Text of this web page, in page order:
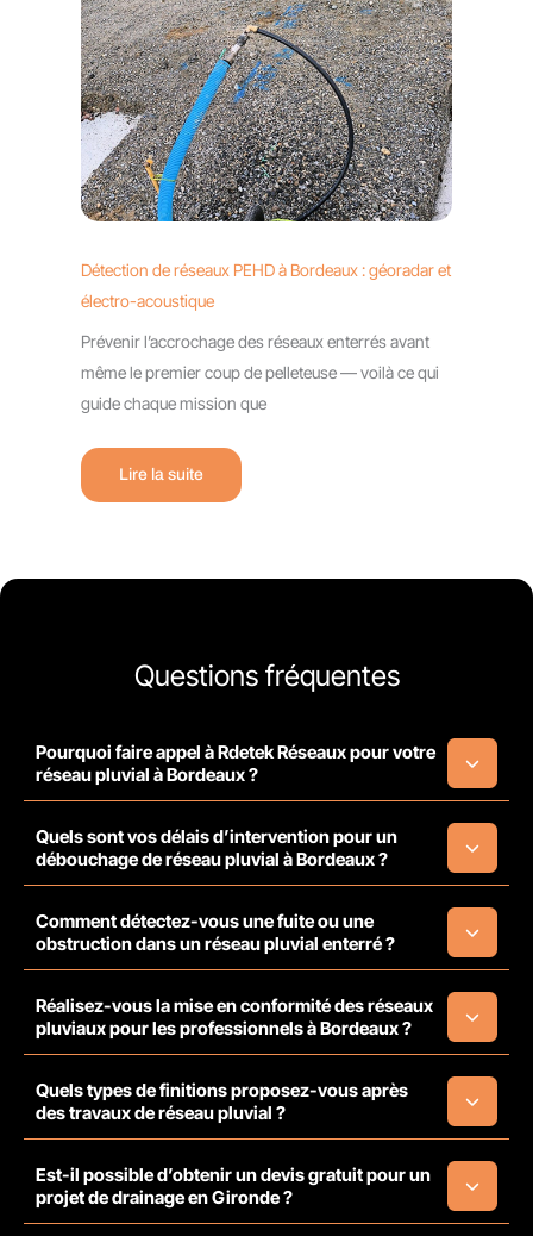
Détection de réseaux PEHD à Bordeaux : géoradar et
électro-acoustique
Prévenir l’accrochage des réseaux enterrés avant
même le premier coup de pelleteuse — voilà ce qui
guide chaque mission que
Lire la suite
Questions fréquentes
Pourquoi faire appel à Rdetek Réseaux pour votre
réseau pluvial à Bordeaux ?
Quels sont vos délais d’intervention pour un
débouchage de réseau pluvial à Bordeaux ?
Comment détectez-vous une fuite ou une
obstruction dans un réseau pluvial enterré ?
Réalisez-vous la mise en conformité des réseaux
pluviaux pour les professionnels à Bordeaux ?
Quels types de finitions proposez-vous après
des travaux de réseau pluvial ?
Est-il possible d’obtenir un devis gratuit pour un
projet de drainage en Gironde ?